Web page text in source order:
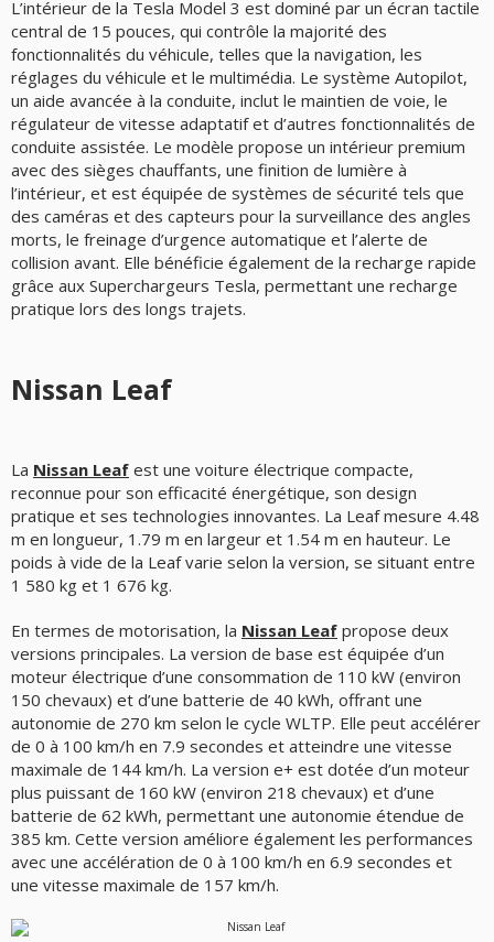
L’intérieur de la Tesla Model 3 est dominé par un écran tactile
central de 15 pouces, qui contrôle la majorité des
fonctionnalités du véhicule, telles que la navigation, les
réglages du véhicule et le multimédia. Le système Autopilot,
un aide avancée à la conduite, inclut le maintien de voie, le
régulateur de vitesse adaptatif et d’autres fonctionnalités de
conduite assistée. Le modèle propose un intérieur premium
avec des sièges chauffants, une finition de lumière à
l’intérieur, et est équipée de systèmes de sécurité tels que
des caméras et des capteurs pour la surveillance des angles
morts, le freinage d’urgence automatique et l’alerte de
collision avant. Elle bénéficie également de la recharge rapide
grâce aux Superchargeurs Tesla, permettant une recharge
pratique lors des longs trajets.
Nissan Leaf
La Nissan Leaf est une voiture électrique compacte,
reconnue pour son efficacité énergétique, son design
pratique et ses technologies innovantes. La Leaf mesure 4.48
m en longueur, 1.79 m en largeur et 1.54 m en hauteur. Le
poids à vide de la Leaf varie selon la version, se situant entre
1 580 kg et 1 676 kg.
En termes de motorisation, la Nissan Leaf propose deux
versions principales. La version de base est équipée d’un
moteur électrique d’une consommation de 110 kW (environ
150 chevaux) et d’une batterie de 40 kWh, offrant une
autonomie de 270 km selon le cycle WLTP. Elle peut accélérer
de 0 à 100 km/h en 7.9 secondes et atteindre une vitesse
maximale de 144 km/h. La version e+ est dotée d’un moteur
plus puissant de 160 kW (environ 218 chevaux) et d’une
batterie de 62 kWh, permettant une autonomie étendue de
385 km. Cette version améliore également les performances
avec une accélération de 0 à 100 km/h en 6.9 secondes et
une vitesse maximale de 157 km/h.